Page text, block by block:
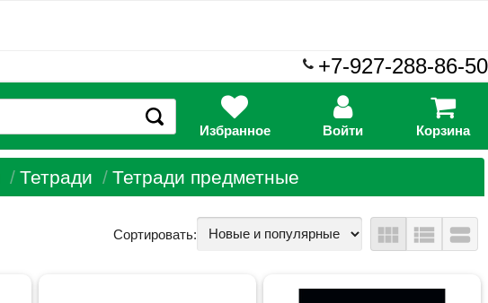
+7-927-288-86-50
Избранное Войти Корзина
Тетради Тетради предметные
Сортировать: view_module view_list view_stream